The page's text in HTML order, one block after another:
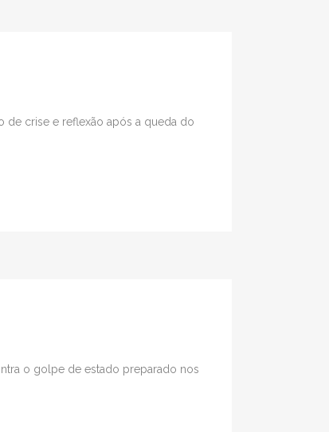
de crise e reflexão após a queda do
o golpe de estado preparado nos